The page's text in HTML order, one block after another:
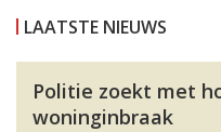
LAATSTE NIEUWS
Politie zoekt met
woninginbraak